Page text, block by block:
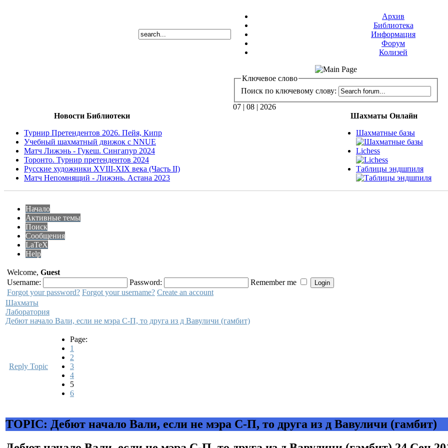
Архив
Библиотека
Информация
Форум
Колизей
Ключевое слово
Поиск по ключевому слову:
07 | 08 | 2026
Новости Библиотеки
Турнир Претендентов 2026. Пейя, Кипр
Учебный шахматный движок с NNUE
Матч Лижэнь - Гукеш. Сингапур 2024
Торонто. Турнир претендентов 2024
Русские художники XVIII-XIX века (Часть II)
Матч Непомнящий - Лижэнь. Астана 2023
Шахматы Онлайн
Шахматные базы
Lichess
Таблицы эндшпиля
Начало
Активные темы
Поиск
Сообщения
LaTeX
Help
Welcome, Guest
Username:
Password:
Remember me
Forgot your password? Forgot your username? Create an account
Шахматы
Лаборатория
Дебют начало Вали, если не мэра С-П, то друга из д Вавуличи (гамбит)
Reply Topic
Page:
1
2
3
4
5
6
TOPIC: Дебют начало Вали, если не мэра С-П, то друга из д Вавуличи (гамбит)